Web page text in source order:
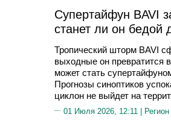
Супертайфун BAVI
станет ли он бедой
Тропический шторм BAVI
выходные он превратится
может стать
Прогнозы синоптиков
циклон не выйдет на
01 Июля 2026, 12:11 |